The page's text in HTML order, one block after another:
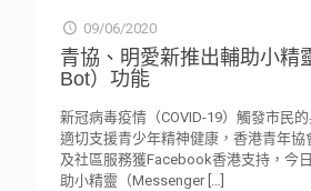
09/06/2020
青協、明愛新推出輔助小精
Bot）功能
新冠病毒疫情（COVID-19）觸發市民
適切支援青少年精神健康，香港青年協
及社區服務獲Facebook香港支持，今
助小精靈（Messenger[…]